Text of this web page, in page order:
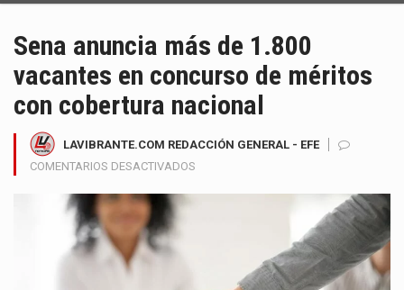
Sena anuncia más de 1.800
vacantes en concurso de méritos
con cobertura nacional
LAVIBRANTE.COM REDACCIÓN GENERAL - EFE
COMENTARIOS DESACTIVADOS
VACANTES